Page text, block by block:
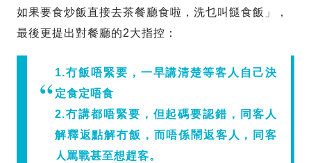
如果要食炒飯直接去茶餐廳食啦，洗乜叫餸食飯」，
最後更提出對餐廳的2大指控：
1.冇飯唔緊要，一早講清楚等客人自己決
定食定唔食
2.冇講都唔緊要，但起碼要認錯，同客人
解釋返點解冇飯，而唔係鬧返客人，同客
人罵戰甚至想趕客。